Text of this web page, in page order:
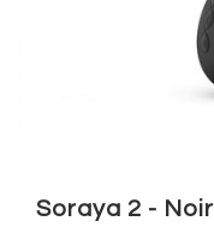
Soraya 2 - Noir